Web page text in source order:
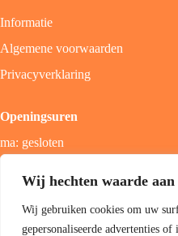
Wij hechten waarde
Wij gebruiken cookies om uw
gepersonaliseerde advertenties of
Informatie
Algemene voorwaarden
Privacyverklaring
Openingsuren
ma: gesloten
zon; gesloten